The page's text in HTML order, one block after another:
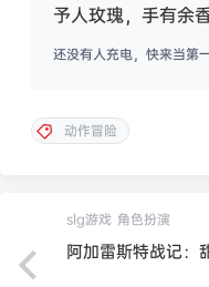
予人玫瑰，手有余
还没有人充电，快来当第
动作冒险
slg游戏 角色扮演
阿加雷斯特战记